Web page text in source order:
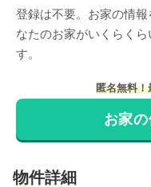
登録は不要。お家の情報
なたのお家がいくらく
す。
匿名無料！
お家
物件詳細